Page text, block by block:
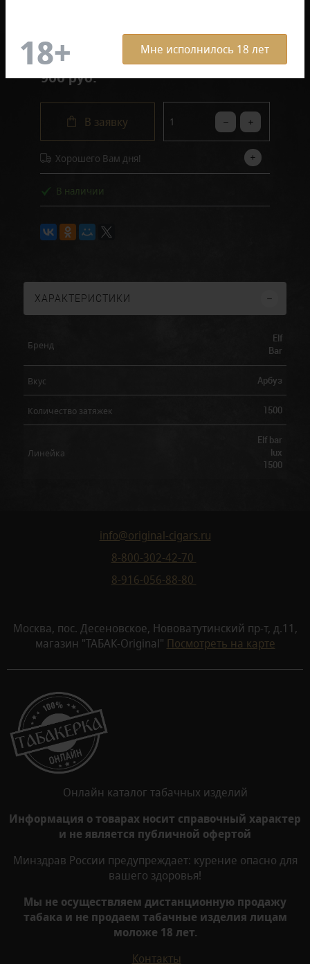
Мне исполнилось 18 лет
900 руб.
В заявку
Хорошего Вам дня!
В наличии
ХАРАКТЕРИСТИКИ
Бренд
Elf
Bar
Вкус Арбуз
Количество затяжек 1500
Линейка
Elf bar
lux
1500
info@original-cigars.ru
8-800-302-42-70
8-916-056-88-80
Москва, пос. Десеновское, Нововатутинский пр-т, д.11,
магазин "ТАБАК-Original" Посмотреть на карте
Онлайн каталог табачных изделий
Информация о товарах носит справочный характер
и не является публичной офертой
Минздрав России предупреждает: курение опасно для
вашего здоровья!
Мы не осуществляем дистанционную продажу
табака и не продаем табачные изделия лицам
моложе 18 лет.
Контакты